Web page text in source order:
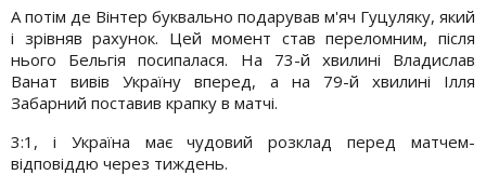
А потім де Вінтер буквально подарував м'яч Гуцуляку, який
і зрівняв рахунок. Цей момент став переломним, після
нього Бельгія посипалася. На 73-й хвилині Владислав
Ванат вивів Україну вперед, а на 79-й хвилині Ілля
Забарний поставив крапку в матчі.
3:1, і Україна має чудовий розклад перед матчем-
відповіддю через тиждень.